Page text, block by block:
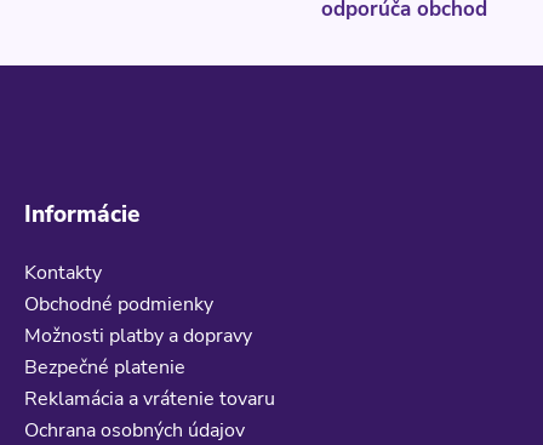
odporúča obchod
Informácie
Kontakty
Obchodné podmienky
Možnosti platby a dopravy
Bezpečné platenie
Reklamácia a vrátenie tovaru
Ochrana osobných údajov